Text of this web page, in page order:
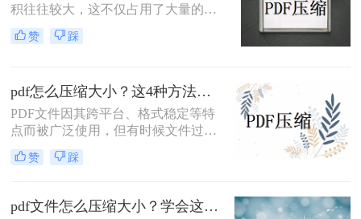
积往往较大，这不仅占用了大量的存
储空间，还影响了文件的传输速度。
特别是在需要上传文件到某些平台
法，帮助您轻松减小文件体积，提高
上传效率。
赞 踩
pdf怎么压缩大小？这4种方法非常实用！
PDF文件因其跨平台、格式稳定等特
点而被广泛使用，但有时候文件过大
可能导致传输或存储不便。那么pdf怎
么压缩大小呢？本文将介绍四种有效
PDF文件。
赞 踩
pdf文件怎么压缩大小？学会这2个方法就够了！